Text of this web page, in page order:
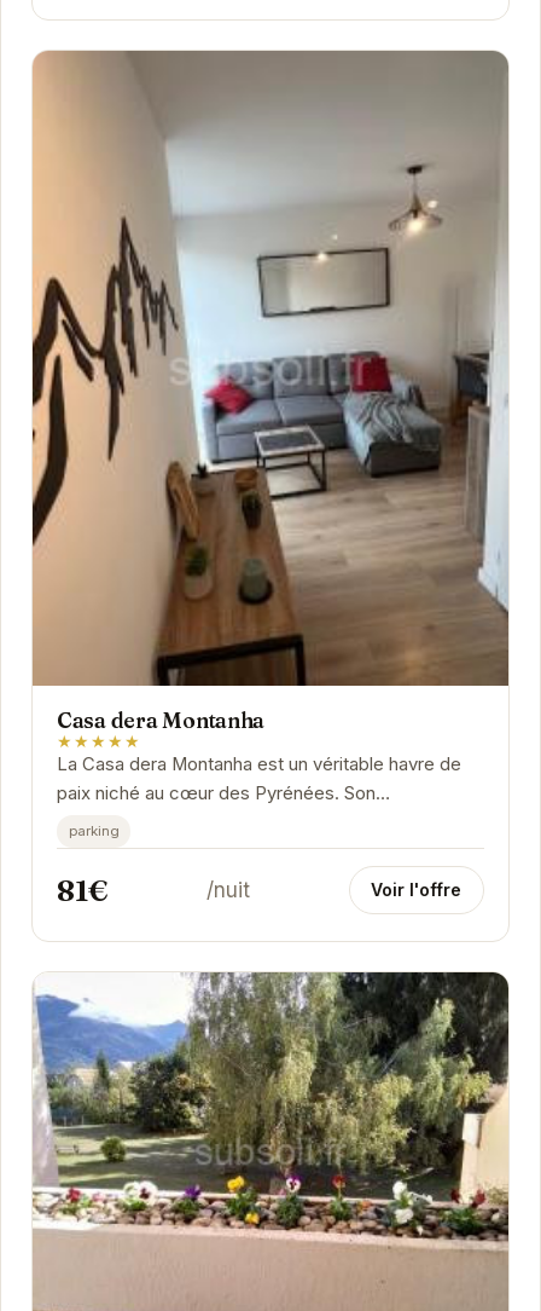
Casa dera Montanha
★★★★★
La Casa dera Montanha est un véritable havre de
paix niché au cœur des Pyrénées. Son
emplacement privilégié à Argelès-Gazost offre un
accès...
parking
81€ /nuit Voir l'offre